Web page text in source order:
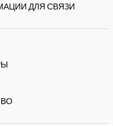
ДЛЯ СВЯЗИ